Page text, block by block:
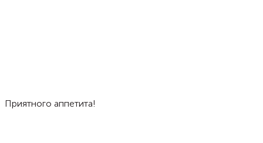
Приятного аппетита!